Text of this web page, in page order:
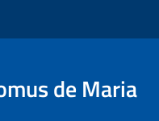
de Maria